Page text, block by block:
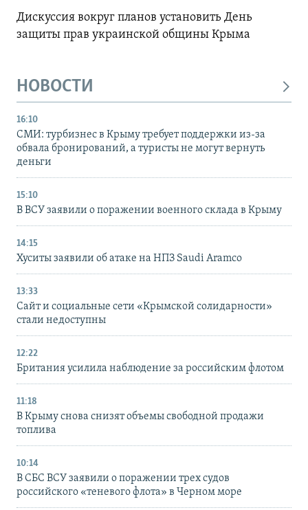
Дискуссия вокруг планов установить День
защиты прав украинской общины Крыма
НОВОСТИ
16:10
СМИ: турбизнес в Крыму требует поддержки из-за
обвала бронирований, а туристы не могут вернуть
деньги
15:10
В ВСУ заявили о поражении военного склада в Крыму
14:15
Хуситы заявили об атаке на НПЗ Saudi Aramco
13:33
Сайт и социальные сети «Крымской солидарности»
стали недоступны
12:22
Британия усилила наблюдение за российским флотом
11:18
В Крыму снова снизят объемы свободной продажи
топлива
10:14
В СБС ВСУ заявили о поражении трех судов
российского «теневого флота» в Черном море